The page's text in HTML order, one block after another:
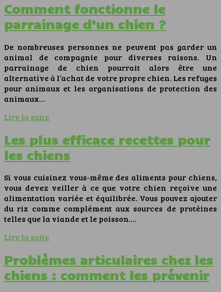
Comment fonctionne le
parrainage d’un chien ?
De nombreuses personnes ne peuvent pas garder un
animal de compagnie pour diverses raisons. Un
parrainage de chien pourrait alors être une
alternative à l’achat de votre propre chien. Les refuges
pour animaux et les organisations de protection des
animaux…
Lire la suite
Les plus efficace recettes pour
les chiens
Si vous cuisinez vous-même des aliments pour chiens,
vous devez veiller à ce que votre chien reçoive une
alimentation variée et équilibrée. Vous pouvez ajouter
du riz comme complément aux sources de protéines
telles que la viande et le poisson….
Lire la suite
Problèmes articulaires chez les
chiens : comment les prévenir